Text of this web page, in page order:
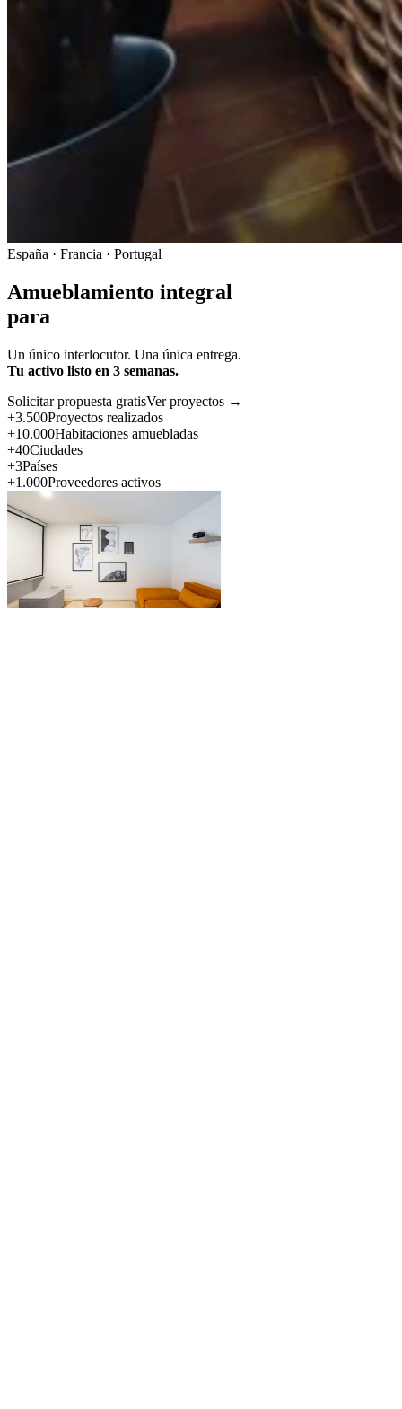
España · Francia · Portugal
Amueblamiento integral
para
Un único interlocutor. Una única entrega.
Tu activo listo en 3 semanas.
Solicitar propuesta gratisVer proyectos →
+3.500Proyectos realizados
+10.000Habitaciones amuebladas
+40Ciudades
+3Países
+1.000Proveedores activos